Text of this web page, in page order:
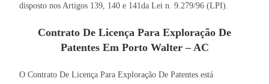
disposto nos Artigos 139, 140 e 141da Lei n. 9.279/96 (LPI).
Contrato De Licença Para Exploração De
Patentes Em Porto Walter – AC
O Contrato De Licença Para Exploração De Patentes está